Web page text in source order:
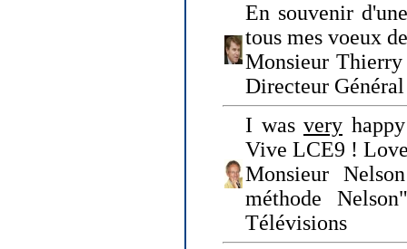
En souvenir
tous mes voeux
Monsieur
Directeur
I was very
Vive LCE9 !
Monsieur
méthode
Télévisions